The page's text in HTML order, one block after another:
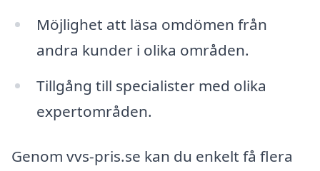
Möjlighet att läsa omdömen från
andra kunder i olika områden.
Tillgång till specialister med olika
expertområden.
Genom vvs-pris.se kan du enkelt få flera